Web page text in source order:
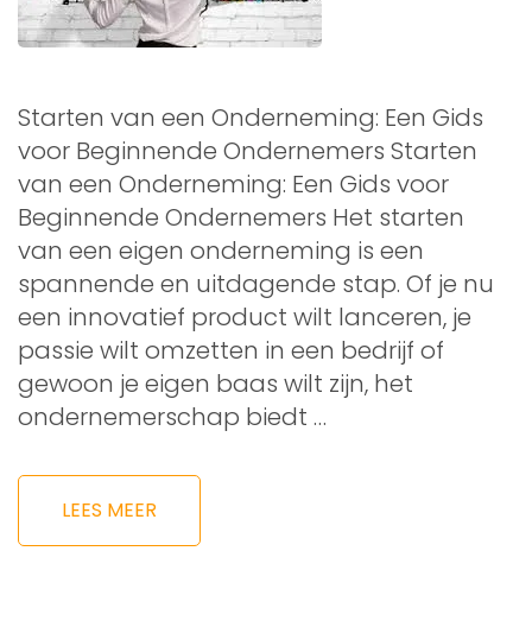
Starten van een Onderneming: Een Gids
voor Beginnende Ondernemers Starten
van een Onderneming: Een Gids voor
Beginnende Ondernemers Het starten
van een eigen onderneming is een
spannende en uitdagende stap. Of je nu
een innovatief product wilt lanceren, je
passie wilt omzetten in een bedrijf of
gewoon je eigen baas wilt zijn, het
ondernemerschap biedt …
LEES MEER